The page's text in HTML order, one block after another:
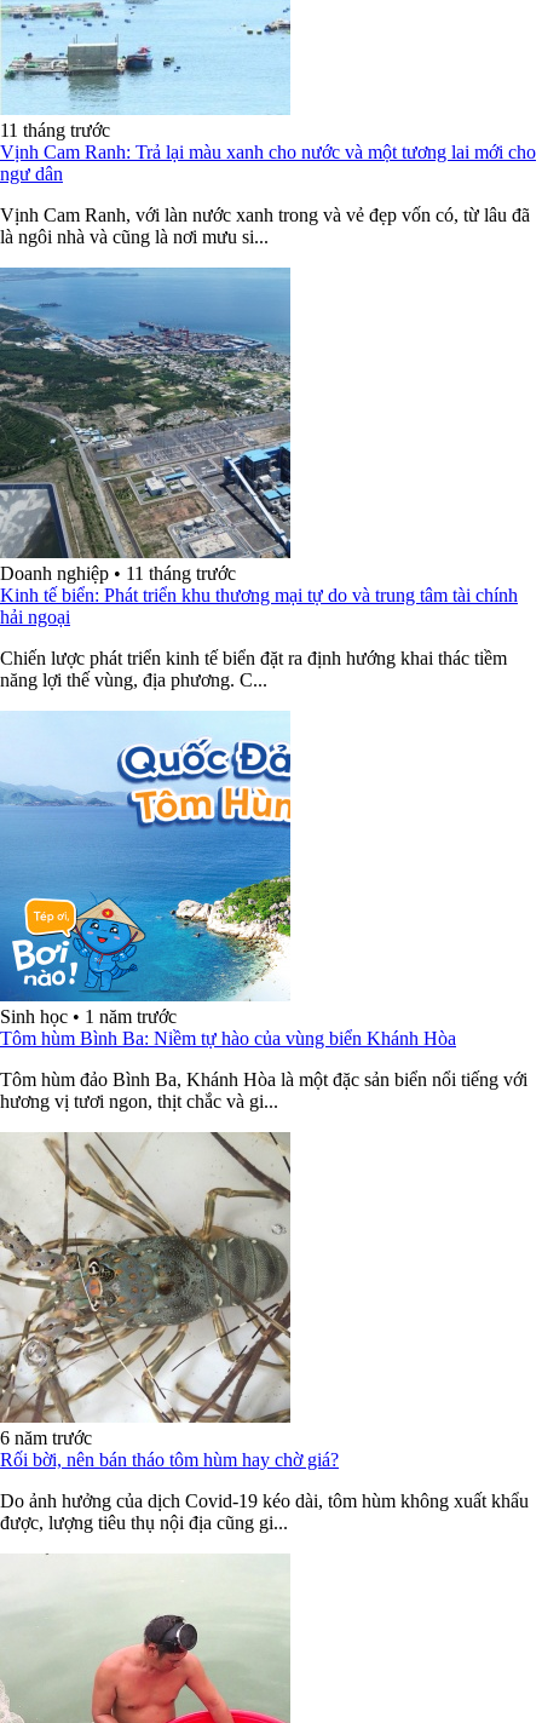
11 tháng trước
Vịnh Cam Ranh: Trả lại màu xanh cho nước và một tương lai mới cho
ngư dân
Vịnh Cam Ranh, với làn nước xanh trong và vẻ đẹp vốn có, từ lâu đã
là ngôi nhà và cũng là nơi mưu si...
Doanh nghiệp • 11 tháng trước
Kinh tế biển: Phát triển khu thương mại tự do và trung tâm tài chính
hải ngoại
Chiến lược phát triển kinh tế biển đặt ra định hướng khai thác tiềm
năng lợi thế vùng, địa phương. C...
Sinh học • 1 năm trước
Tôm hùm Bình Ba: Niềm tự hào của vùng biển Khánh Hòa
Tôm hùm đảo Bình Ba, Khánh Hòa là một đặc sản biển nổi tiếng với
hương vị tươi ngon, thịt chắc và gi...
6 năm trước
Rối bời, nên bán tháo tôm hùm hay chờ giá?
Do ảnh hưởng của dịch Covid-19 kéo dài, tôm hùm không xuất khẩu
được, lượng tiêu thụ nội địa cũng gi...